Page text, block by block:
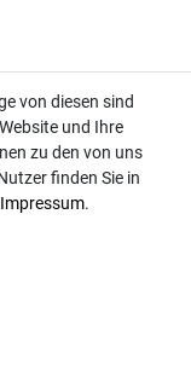
von diesen sind
und Ihre
zu den von uns
finden Sie in
Impressum.